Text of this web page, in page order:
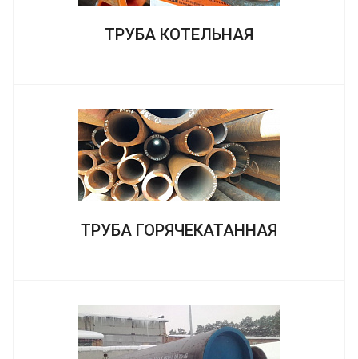
ТРУБА КОТЕЛЬНАЯ
ТРУБА ГОРЯЧЕКАТАННАЯ